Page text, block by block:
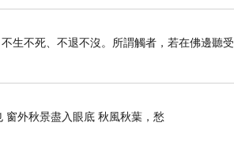
生不死、不退不沒。所謂觸者，若在佛邊聽受
窗外秋景盡入眼底 秋風秋葉，愁